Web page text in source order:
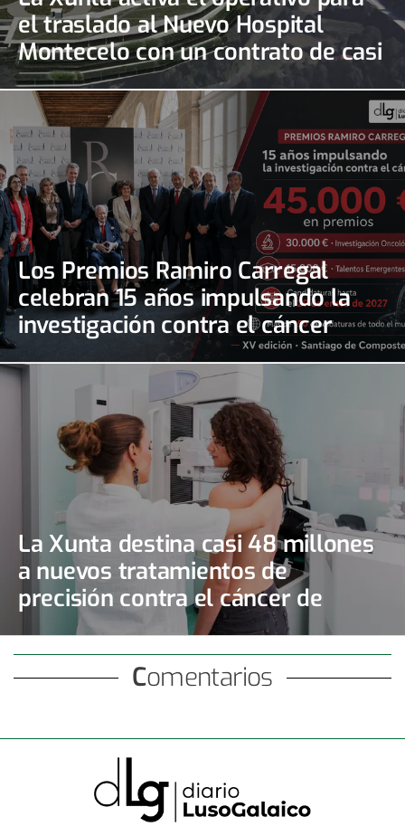
el traslado al Nuevo Hospital
Montecelo con un contrato de casi
690.000 euros
Los Premios Ramiro Carregal
celebran 15 años impulsando la
investigación contra el cáncer
La Xunta destina casi 48 millones
a nuevos tratamientos de
precisión contra el cáncer de
mama y de ovario
Comentarios